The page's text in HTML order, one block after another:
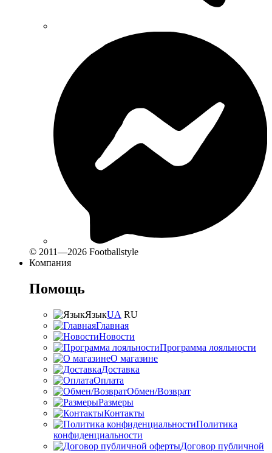
© 2011—2026 Footballstyle
Компания
Помощь
ЯзыкUA RU
Главная
Новости
Программа лояльности
О магазине
Доставка
Оплата
Обмен/Возврат
Размеры
Контакты
Политика
конфиденциальности
Договор публичной